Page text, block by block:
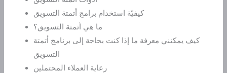
كيفيّة استخدام برامج أتمتة التسويق
ما هي أتمتة التسويق؟
كيف يمكنني معرفة ما إذا كنت بحاجة إلى برنامج أتمتة
التسويق
رعاية العملاء المحتملين